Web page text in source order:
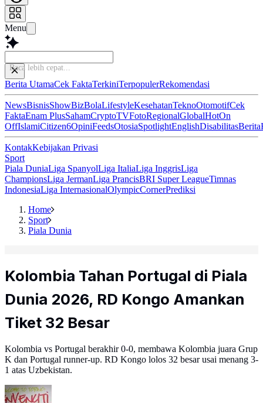
Menu
Simpul
Berita UtamaCek FaktaTerkiniTerpopulerRekomendasi
NewsBisnisShowBizBolaLifestyleKesehatanTeknoOtomotifCek
FaktaEnam PlusSahamCryptoTVFotoRegionalGlobalHotOn
OffIslamiCitizen6OpiniFeedsOtosiaSpotlightEnglishDisabilitasBerita
KontakKebijakan Privasi
Sport
Piala DuniaLiga SpanyolLiga ItaliaLiga InggrisLiga
ChampionsLiga JermanLiga PrancisBRI Super LeagueTimnas
IndonesiaLiga InternasionalOlympicCornerPrediksi
Home
Sport
Piala Dunia
Kolombia Tahan Portugal di Piala
Dunia 2026, RD Kongo Amankan
Tiket 32 Besar
Kolombia vs Portugal berakhir 0-0, membawa Kolombia juara Grup
K dan Portugal runner-up. RD Kongo lolos 32 besar usai menang 3-
1 atas Uzbekistan.